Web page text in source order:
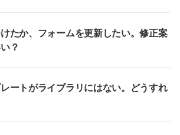
たか、フォームを更新したい。修正案
？
ートがライブラリにはない。どうすれ